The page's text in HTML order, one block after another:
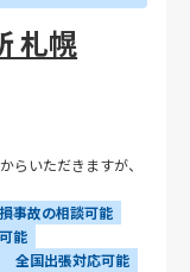
札幌
いただきますが、
事故の相談可能
能
全国出張対応可能